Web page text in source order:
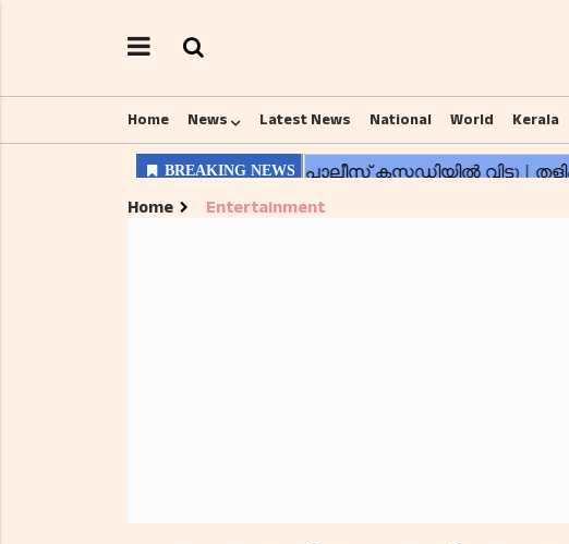
Home News Latest News National World Kerala
Home Entertainment